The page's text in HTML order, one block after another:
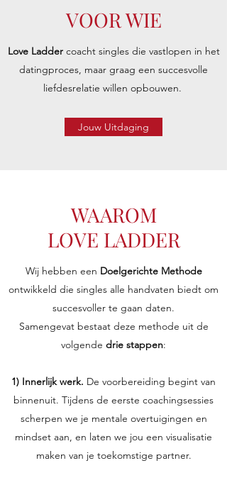
VOOR WIE
Love Laddercoacht singles die vastlopen in het
datingproces, maar graag een succesvolle
liefdesrelatie willen opbouwen.
Jouw Uitdaging
WAAROM
LOVE LADDER
Wij hebben een Doelgerichte Methode
ontwikkeld die singles alle handvaten biedt om
succesvoller te gaan daten.
Samengevat bestaat deze methode uit de
volgende drie stappen:
1) Innerlijk werk. De voorbereiding begint van
binnenuit. Tijdens de eerste coachingsessies
scherpen we je mentale overtuigingen en
mindset aan, en laten we jou een visualisatie
maken van je toekomstige partner.